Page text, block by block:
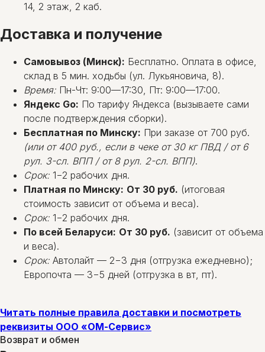
14, 2 этаж, 2 каб.
Доставка и получение
Самовывоз (Минск): Бесплатно. Оплата в офисе,
склад в 5 мин. ходьбы (ул. Лукьяновича, 8).
Время: Пн-Чт: 9:00—17:30, Пт: 9:00—17:00.
Яндекс Go: По тарифу Яндекса (вызываете сами
после подтверждения сборки).
Бесплатная по Минску: При заказе от 700 руб.
(или от 400 руб., если в чеке от 30 кг ПВД / от 6
рул. 3-сл. ВПП / от 8 рул. 2-сл. ВПП).
Срок: 1−2 рабочих дня.
Платная по Минску: От 30 руб. (итоговая
стоимость зависит от объема и веса).
Срок: 1−2 рабочих дня.
По всей Беларуси: От 30 руб. (зависит от объема
и веса).
Срок: Автолайт — 2−3 дня (отгрузка ежедневно);
Европочта — 3−5 дней (отгрузка в вт, пт).
Читать полные правила доставки и посмотреть
реквизиты ООО «ОМ-Сервис»
Возврат и обмен